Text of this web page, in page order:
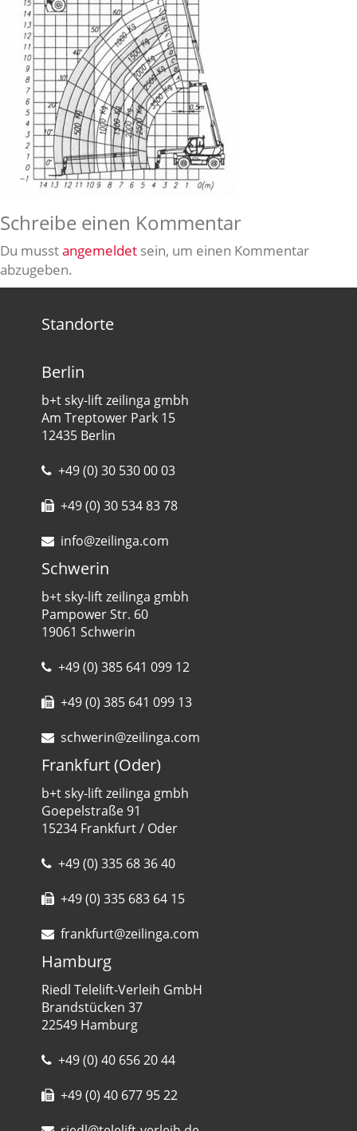
Schreibe einen Kommentar
Du musstangemeldet sein, um einen Kommentar
abzugeben.
Standorte
Berlin
b+t sky-lift zeilinga gmbh
Am Treptower Park 15
12435 Berlin
+49 (0) 30 530 00 03
+49 (0) 30 534 83 78
info@zeilinga.com
Schwerin
b+t sky-lift zeilinga gmbh
Pampower Str. 60
19061 Schwerin
+49 (0) 385 641 099 12
+49 (0) 385 641 099 13
schwerin@zeilinga.com
Frankfurt (Oder)
b+t sky-lift zeilinga gmbh
Goepelstraße 91
15234 Frankfurt / Oder
+49 (0) 335 68 36 40
+49 (0) 335 683 64 15
frankfurt@zeilinga.com
Hamburg
Riedl Telelift-Verleih GmbH
Brandstücken 37
22549 Hamburg
+49 (0) 40 656 20 44
+49 (0) 40 677 95 22